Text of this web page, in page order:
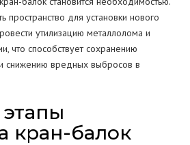
пространство для установки нового
утилизацию металлолома и
что способствует сохранению
и снижению вредных выбросов в
кран-балок